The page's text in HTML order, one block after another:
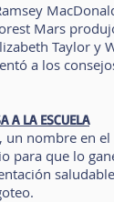
Mars
Taylor
a los
A LA ESCUELA
nombre en
para que lo